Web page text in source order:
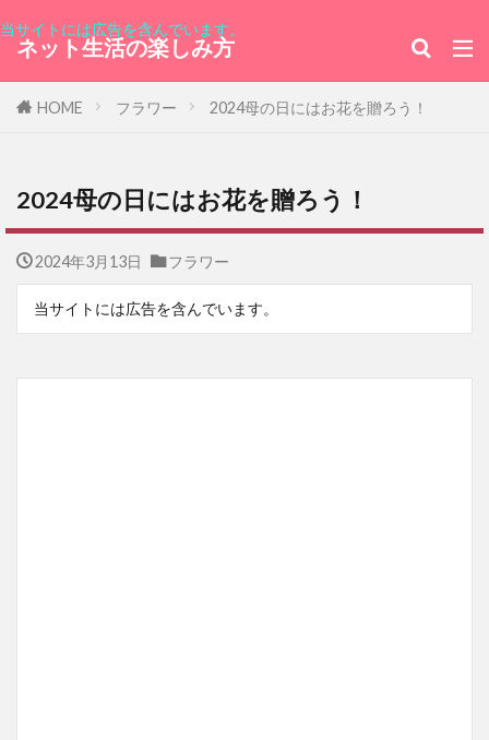
当サイトには広告を含んでいます。
ネット生活の楽しみ方
HOME フラワー 2024母の日にはお花を贈ろう！
2024母の日にはお花を贈ろう！
2024年3月13日 フラワー
当サイトには広告を含んでいます。